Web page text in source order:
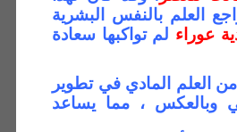
العلم بالنفس البشرية
عوراء لم تواكبها سعادة
العلم المادي في تطوير
وبالعكس،
مما يساعد